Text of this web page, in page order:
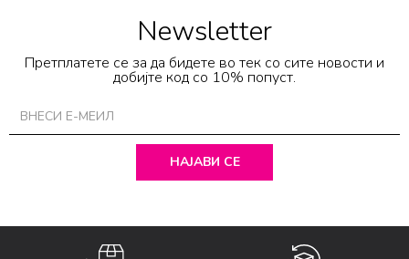
Newsletter
Претплатете се за да бидете во тек со сите новости и
добијте код со 10% попуст.
НАЈАВИ СЕ